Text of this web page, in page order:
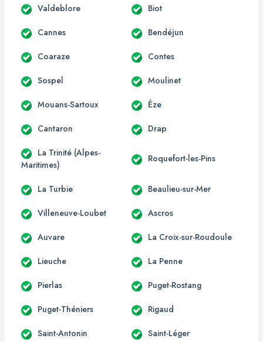
Valdeblore Biot
Cannes Bendéjun
Coaraze Contes
Sospel Moulinet
Mouans-Sartoux Éze
Cantaron Drap
La Trinité (Alpes-
Maritimes)
Roquefort-les-Pins
La Turbie Beaulieu-sur-Mer
Villeneuve-Loubet Ascros
Auvare La Croix-sur-Roudoule
Lieuche La Penne
Pierlas Puget-Rostang
Puget-Théniers Rigaud
Saint-Antonin Saint-Léger